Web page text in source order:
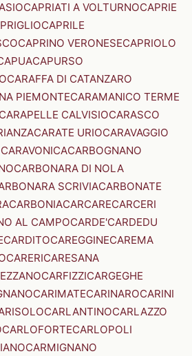
CAPRIATI A VOLTURNOCAPRIE
CAPRILE
CAPRINO VERONESECAPRIOLO
CAPURSO
CARAFFA DI CATANZARO
PIEMONTECARAMANICO TERME
CARAPELLE CALVISIOCARASCO
CARATE URIOCARAVAGGIO
CARAVONICACARBOGNANO
CARBONARA DI NOLA
SCRIVIACARBONATE
CARBONIACARCARECARCERI
AL CAMPOCARDE'CARDEDU
CARDITOCAREGGINECAREMA
CARERICARESANA
CARFIZZICARGEGHE
CARIMATECARINAROCARINI
CARLANTINOCARLAZZO
CARLOFORTECARLOPOLI
CARMIGNANO